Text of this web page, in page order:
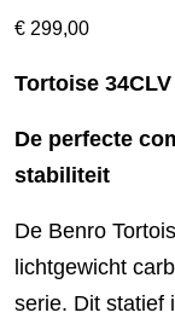
€ 299,00
Tortoise
De perfecte
stabiliteit
De Benro
lichtgewicht
serie. Dit statief